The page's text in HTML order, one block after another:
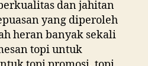
dan jahitan
yang diperoleh
heran banyak sekali
topi untuk